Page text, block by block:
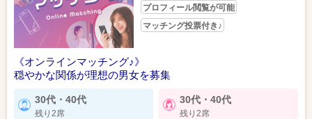
プロフィール閲覧が可能
マッチング投票付き♪
《オンラインマッチング♪》
穏やかな関係が理想の男女を募集
30代・40代
残り2席
30代・40代
残り2席